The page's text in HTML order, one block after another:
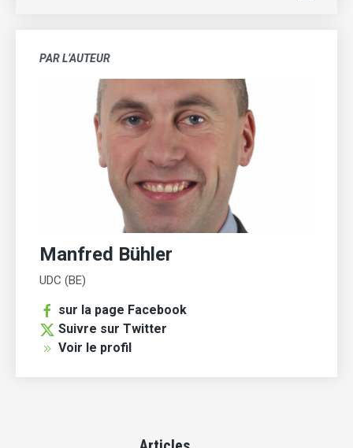
PAR L’AUTEUR
Manfred Bühler
UDC (BE)
sur la page Facebook
Suivre sur Twitter
Voir le profil